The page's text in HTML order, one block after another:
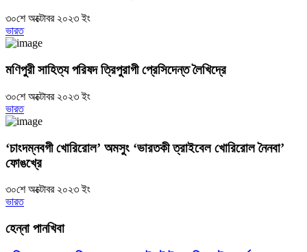
৩০শে অক্টোবর ২০২৩ ইং
ভারত
মণিপুরী সাহিত্য পরিষদ ত্রিপুরাগী প্রেসিদেন্ত লৈখিদ্রে
৩০শে অক্টোবর ২০২৩ ইং
ভারত
‘চাংদম্নবগী খোরিরোল’ অমসুং ‘ভারতকী ত্রাইবেল খোরিরোল নৈনবা’
ফোঙখ্রে
৩০শে অক্টোবর ২০২৩ ইং
ভারত
হেন্না পানখিবা